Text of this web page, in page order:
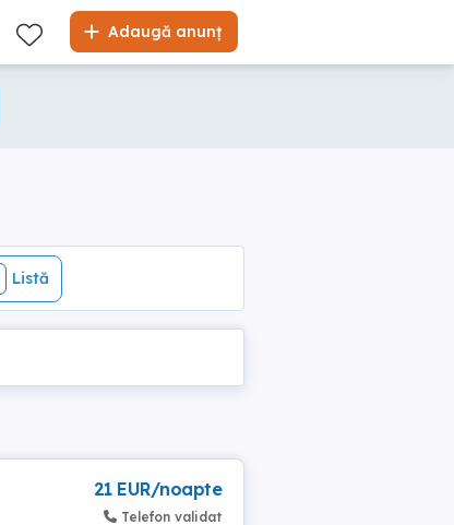
Adaugă anunț
Listă
Listă
21 EUR/noapte
Telefon validat